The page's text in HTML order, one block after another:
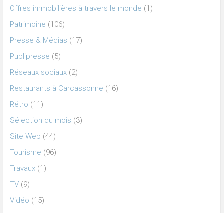
Offres immobilières à travers le monde (1)
Patrimoine (106)
Presse & Médias (17)
Publipresse (5)
Réseaux sociaux(2)
Restaurants à Carcassonne (16)
Rétro (11)
Sélection du mois (3)
Site Web (44)
Tourisme (96)
Travaux(1)
TV(9)
Vidéo (15)